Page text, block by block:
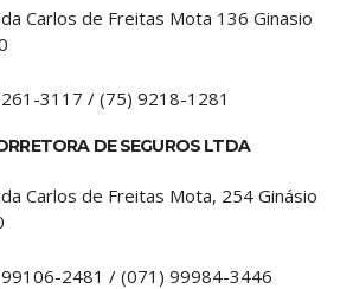
Carlos de Freitas Mota 136 Ginasio
3117 / (75) 9218-1281
DE SEGUROS LTDA
Carlos de Freitas Mota, 254 Ginásio
2481 / (071) 99984-3446